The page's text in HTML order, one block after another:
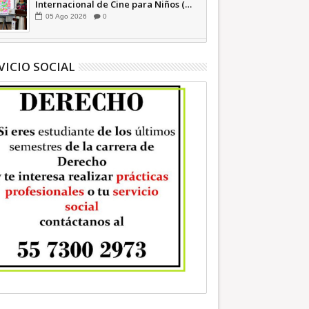
Internacional de Cine para Niños (…
y no tan Niños) +Video INFORMATIVA
05 Ago 2026 0
SOCIAL